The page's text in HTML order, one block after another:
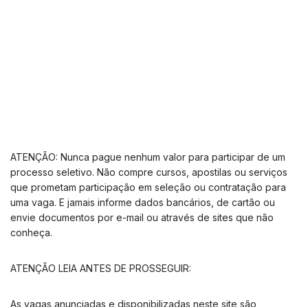
ATENÇÃO: Nunca pague nenhum valor para participar de um
processo seletivo. Não compre cursos, apostilas ou serviços
que prometam participação em seleção ou contratação para
uma vaga. E jamais informe dados bancários, de cartão ou
envie documentos por e-mail ou através de sites que não
conheça.
ATENÇÃO LEIA ANTES DE PROSSEGUIR:
As vagas anunciadas e disponibilizadas neste site são